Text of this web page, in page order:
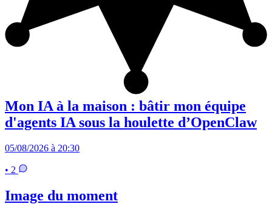
Mon IA à la maison : bâtir mon équipe
d'agents IA sous la houlette d’OpenClaw
05/08/2026 à 20:30
• 2
Image du moment